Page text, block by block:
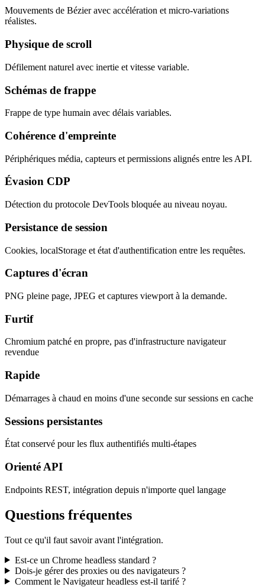
Mouvements de Bézier avec accélération et micro-variations
réalistes.
Physique de scroll
Défilement naturel avec inertie et vitesse variable.
Schémas de frappe
Frappe de type humain avec délais variables.
Cohérence d'empreinte
Périphériques média, capteurs et permissions alignés entre les API.
Évasion CDP
Détection du protocole DevTools bloquée au niveau noyau.
Persistance de session
Cookies, localStorage et état d'authentification entre les requêtes.
Captures d'écran
PNG pleine page, JPEG et captures viewport à la demande.
Furtif
Chromium patché en propre, pas d'infrastructure navigateur
revendue
Rapide
Démarrages à chaud en moins d'une seconde sur sessions en cache
Sessions persistantes
État conservé pour les flux authentifiés multi-étapes
Orienté API
Endpoints REST, intégration depuis n'importe quel langage
Questions fréquentes
Tout ce qu'il faut savoir avant l'intégration.
Est-ce un Chrome headless standard ?
Dois-je gérer des proxies ou des navigateurs ?
Comment le Navigateur headless est-il tarifé ?